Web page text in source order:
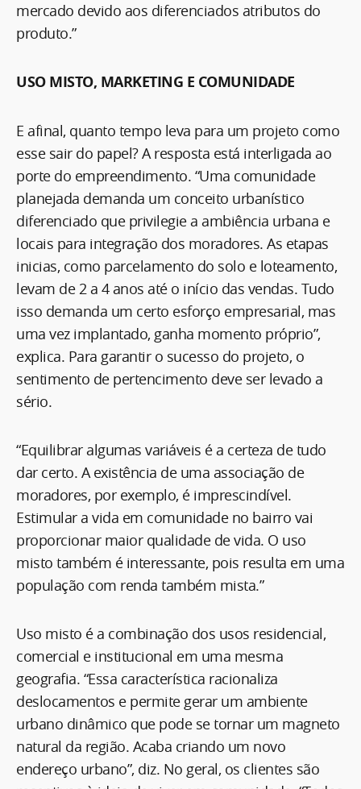
mercado devido aos diferenciados atributos do
produto.”
USO MISTO, MARKETING E COMUNIDADE
E afinal, quanto tempo leva para um projeto como
esse sair do papel? A resposta está interligada ao
porte do empreendimento. “Uma comunidade
planejada demanda um conceito urbanístico
diferenciado que privilegie a ambiência urbana e
locais para integração dos moradores. As etapas
inicias, como parcelamento do solo e loteamento,
levam de 2 a 4 anos até o início das vendas. Tudo
isso demanda um certo esforço empresarial, mas
uma vez implantado, ganha momento próprio”,
explica. Para garantir o sucesso do projeto, o
sentimento de pertencimento deve ser levado a
sério.
“Equilibrar algumas variáveis é a certeza de tudo
dar certo. A existência de uma associação de
moradores, por exemplo, é imprescindível.
Estimular a vida em comunidade no bairro vai
proporcionar maior qualidade de vida. O uso
misto também é interessante, pois resulta em uma
população com renda também mista.”
Uso misto é a combinação dos usos residencial,
comercial e institucional em uma mesma
geografia. “Essa característica racionaliza
deslocamentos e permite gerar um ambiente
urbano dinâmico que pode se tornar um magneto
natural da região. Acaba criando um novo
endereço urbano”, diz. No geral, os clientes são